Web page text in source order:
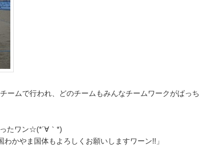
ームで行われ、どのチームもみんなチームワークがばっち
たワン☆(*´∀｀*)
わかやま国体もよろしくお願いしますワーン!!」